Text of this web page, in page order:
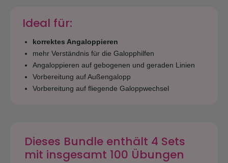
Ideal für:
korrektes Angaloppieren
mehr Verständnis für die Galopphilfen
Angaloppieren auf gebogenen und geraden Linien
Vorbereitung auf Außengalopp
Vorbereitung auf fliegende Galoppwechsel
Dieses Bundle enthält 4 Sets
mit insgesamt 100 Übungen